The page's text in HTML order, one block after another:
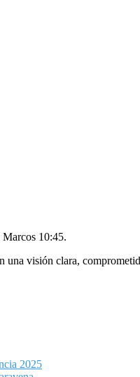
Marcos 10:45.
visión clara,
2025